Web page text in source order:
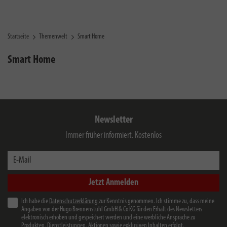
Startseite Themenwelt Smart Home
Smart Home
Newsletter
Immer früher informiert. Kostenlos
E-Mail
Jetzt Anmelden
Ich habe die Datenschutzerklärung zur Kenntnis genommen. Ich stimme zu, dass meine
Angaben von der Hugo Brennenstuhl GmbH & Co KG für den Erhalt des Newsletters
elektronisch erhoben und gespeichert werden und eine werbliche Ansprache zu